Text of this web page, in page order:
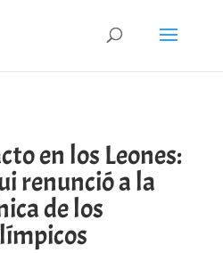
en los Leones:
renunció a la
de los